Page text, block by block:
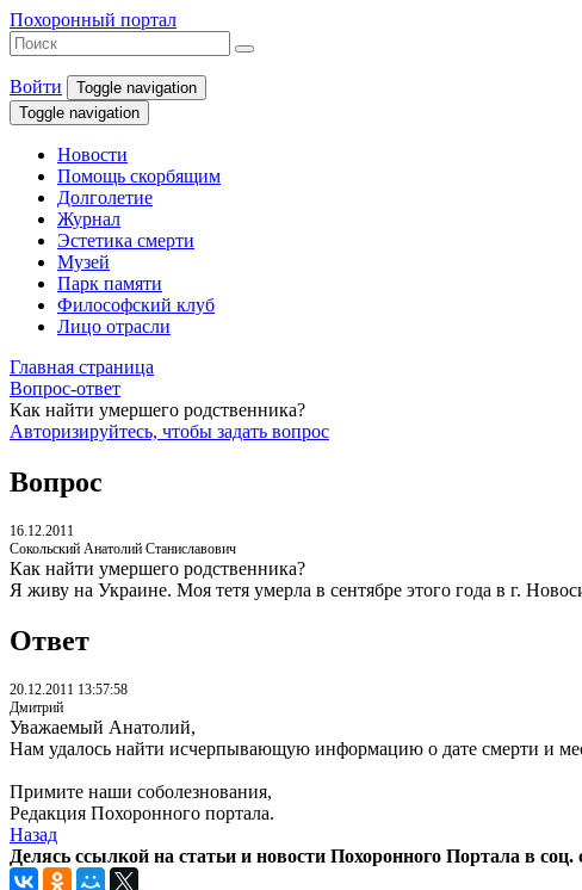
Похоронный портал
Войти
Toggle navigation
Toggle navigation
Новости
Помощь скорбящим
Долголетие
Журнал
Эстетика смерти
Музей
Парк памяти
Философский клуб
Лицо отрасли
Главная страница
Вопрос-ответ
Как найти умершего родственника?
Авторизируйтесь, чтобы задать вопрос
Вопрос
16.12.2011
Сокольский Анатолий Станиславович
Как найти умершего родственника?
Я живу на Украине. Моя тетя умерла в сентябре этого года в г.
Ответ
20.12.2011 13:57:58
Дмитрий
Уважаемый Анатолий,
Нам удалось найти исчерпывающую информацию о дате смерти и
Примите наши соболезнования,
Редакция Похоронного портала.
Назад
Делясь ссылкой на статьи и новости Похоронного Портала в